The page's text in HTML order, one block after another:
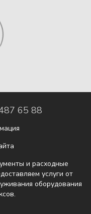
65 88
и расходные
услуги от
оборудования